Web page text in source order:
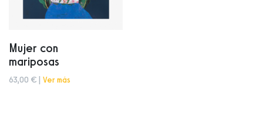
Mujer con
mariposas
63,00 € | Ver más